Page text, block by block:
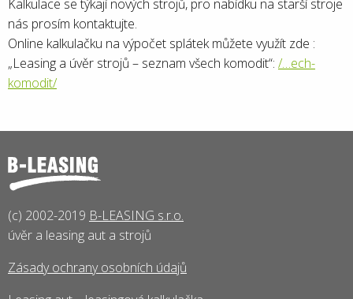
Kalkulace se týkají nových strojů, pro nabídku na starší stroje
nás prosím kontaktujte.
Online kalkulačku na výpočet splátek můžete využít zde :
„Leasing a úvěr strojů – seznam všech komodit“: /…ech-
komodit/
(c) 2002-2019 B-LEASING s.r.o.
úvěr a leasing aut a strojů
Zásady ochrany osobních údajů